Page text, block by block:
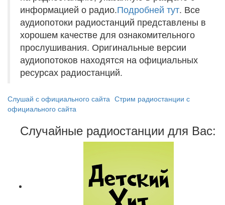
информацией о радио.Подробней тут. Все
аудиопотоки радиостанций представлены в
хорошем качестве для ознакомительного
прослушивания. Оригинальные версии
аудиопотоков находятся на официальных
ресурсах радиостанций.
Слушай с официального сайта Стрим радиостанции с
официального сайта
Случайные радиостанции для Вас: